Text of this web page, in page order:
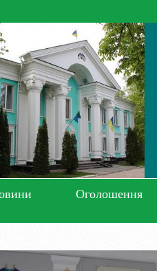
Оголошення